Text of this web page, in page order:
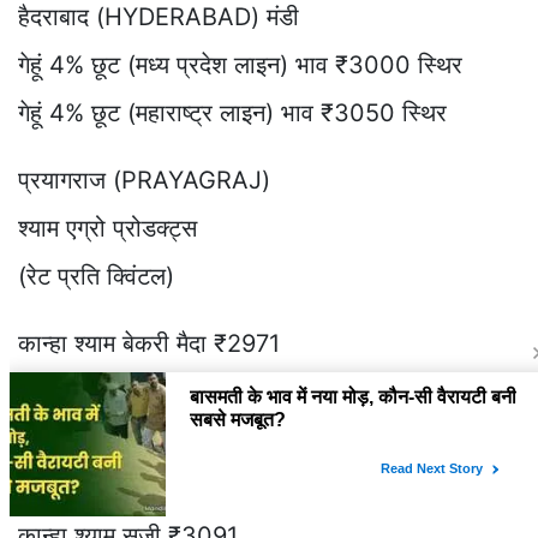
हैदराबाद (HYDERABAD) मंडी
गेहूं 4% छूट (मध्य प्रदेश लाइन) भाव ₹3000 स्थिर
गेहूं 4% छूट (महाराष्ट्र लाइन) भाव ₹3050 स्थिर
प्रयागराज (PRAYAGRAJ)
श्याम एग्रो प्रोडक्ट्स
(रेट प्रति क्विंटल)
कान्हा श्याम बेकरी मैदा ₹2971
हाई-टेक बेकरी मैदा ₹2991
कान्हा श्याम मल्टीपर्पस मैदा ₹2931
VV ब्रांड प्रीमियम बेकरी मैदा ₹3011